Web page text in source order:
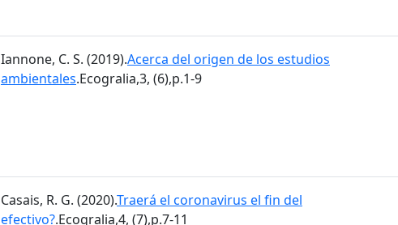
Iannone, C. S. (2019).Acerca del origen de los estudios
ambientales.Ecogralia,3, (6),p.1-9
Casais, R. G. (2020).Traerá el coronavirus el fin del
efectivo?.Ecogralia,4, (7),p.7-11